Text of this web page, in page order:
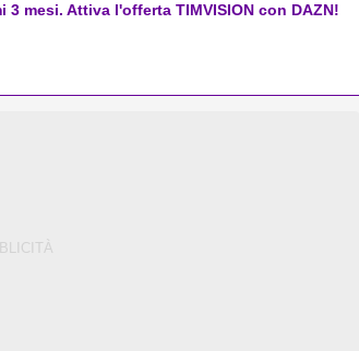
3 mesi. Attiva l'offerta TIMVISION con DAZN!